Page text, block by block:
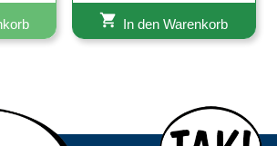
In den Warenkorb